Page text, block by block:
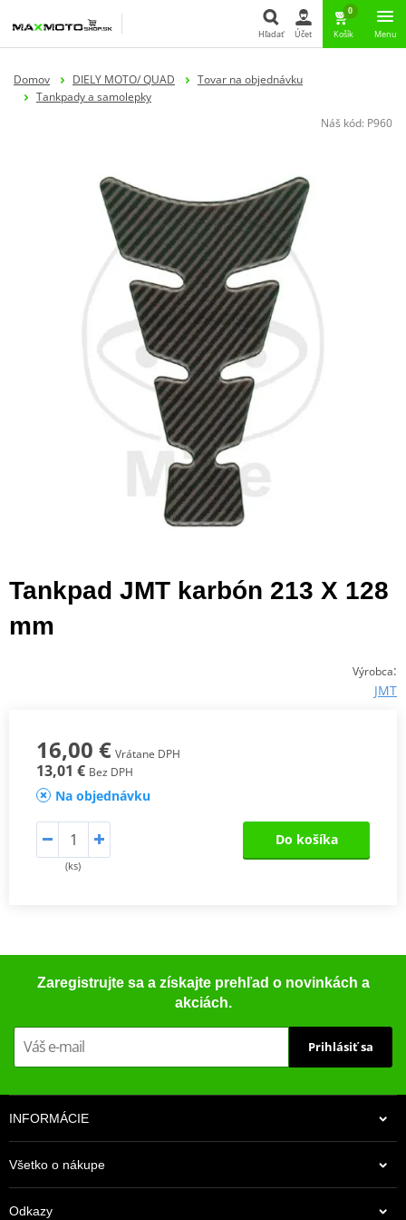
Hľadať Účet
0
Košík Menu
Domov DIELY MOTO/ QUAD
Tovar na objednávku
Tankpady a samolepky
Náš kód: P960
Tankpad JMT karbón 213 X 128
mm
Výrobca:
JMT
16,00 € Vrátane DPH
13,01 € Bez DPH
Na objednávku
(ks)
Do košíka
Zaregistrujte sa a získajte prehľad o novinkách a
akciách.
Prihlásiť sa
INFORMÁCIE
Všetko o nákupe
Odkazy